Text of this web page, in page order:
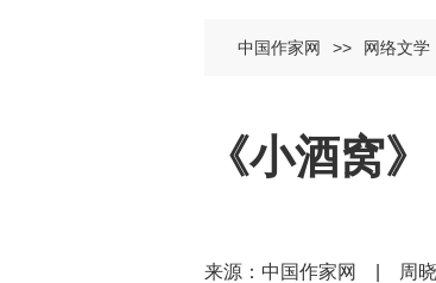
中国作家网 >> 网络文学
《小酒窝》
来源：中国作家网 |